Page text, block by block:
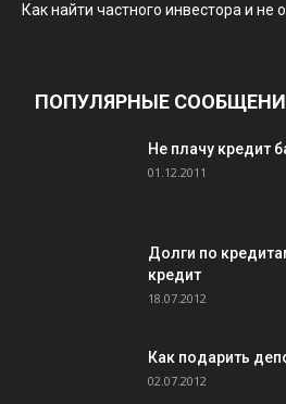
Как найти частного инвестора и не
ПОПУЛЯРНЫЕ
Не плачу кредит
01.12.2011
Долги по
кредит
18.07.2012
Как подарить
02.07.2012